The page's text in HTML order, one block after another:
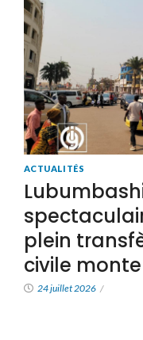
ACTUALITÉS
plein
civile
24 juillet 2026 /